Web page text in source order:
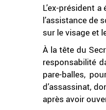
L’ex-président
l’assistance de
sur le visage et
À la tête du
responsabilité
pare-balles,
d’assassinat,
après avoir